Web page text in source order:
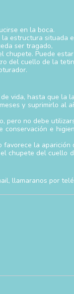
en la boca.
estructura
ser tragado,
Puede
del cuello de la
vida, hasta que
y suprimirlo
pero no debe
e
la aparición
chupete del
llamaranos por